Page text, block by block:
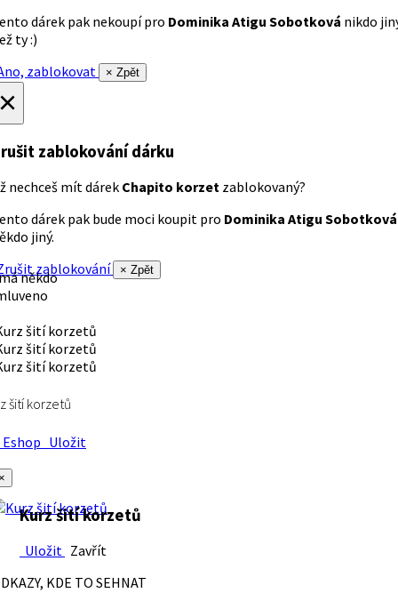
dárek pak nekoupí pro Dominika Atigu Sobotková nikdo
ty :)
zablokovat
× Zpět
zablokování dárku
nechceš mít dárek Chapito korzet zablokovaný?
dárek pak bude moci koupit pro Dominika Atigu Sobotková
jiný.
zablokování
× Zpět
někdo
šití korzetů
Uložit
Kurz šití korzetů
Uložit Zavřít
KDE TO SEHNAT